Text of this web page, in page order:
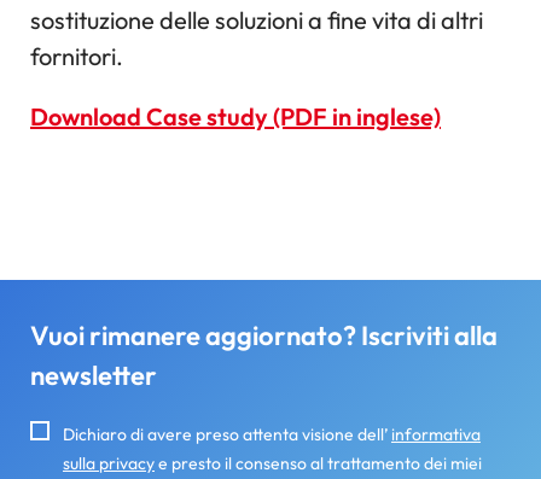
sostituzione delle soluzioni a fine vita di altri
fornitori.
Download Case study (PDF in inglese)
Vuoi rimanere aggiornato? Iscriviti alla
newsletter
Dichiaro di avere preso attenta visione dell’ informativa
sulla privacye presto il consenso al trattamento dei miei